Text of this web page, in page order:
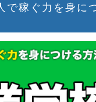
で稼ぐ力を身に